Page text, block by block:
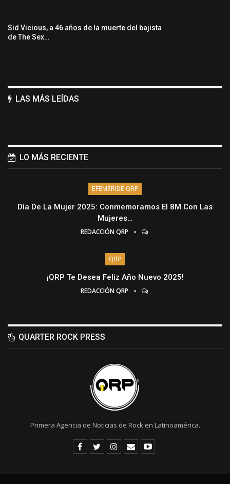
Sid Vicious, a 46 años de la muerte del bajista
de The Sex…
LAS MÁS LEÍDAS
LO MÁS RECIENTE
EFEMÉRIDE QRP
Día De La Mujer 2025: Conmemoramos El 8M Con Las
Mujeres…
REDACCIÓN QRP
QRP
¡QRP Te Desea Feliz Año Nuevo 2025!
REDACCIÓN QRP
QUARTER ROCK PRESS
Primera Agencia de Noticias de Rock en Latinoamérica.